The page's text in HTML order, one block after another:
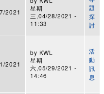
2021
星期
三,04/28/2021 -
11:33
題
探
討
2021
by KWL
星期
六,05/29/2021 -
14:46
活
動
訊
息